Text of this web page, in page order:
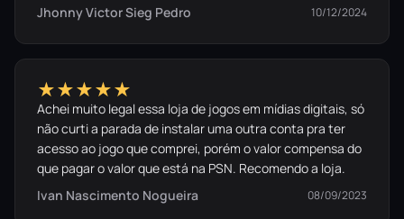
da linhagem dos vampiros.
Jhonny Victor Sieg Pedro
10/12/2024
★★★★★
Achei muito legal essa loja de jogos em mídias digitais, só
não curti a parada de instalar uma outra conta pra ter
acesso ao jogo que comprei, porém o valor compensa do
que pagar o valor que está na PSN. Recomendo a loja.
Ivan Nascimento Nogueira
08/09/2023